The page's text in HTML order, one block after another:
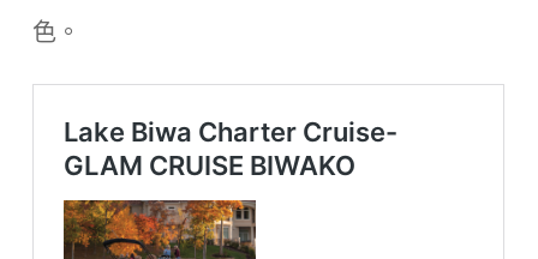
色。